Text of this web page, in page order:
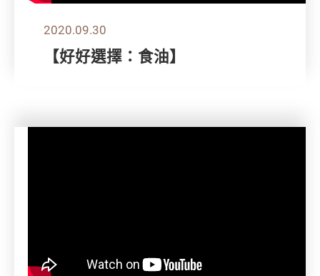
2020.09.30
【好好選擇：食油】